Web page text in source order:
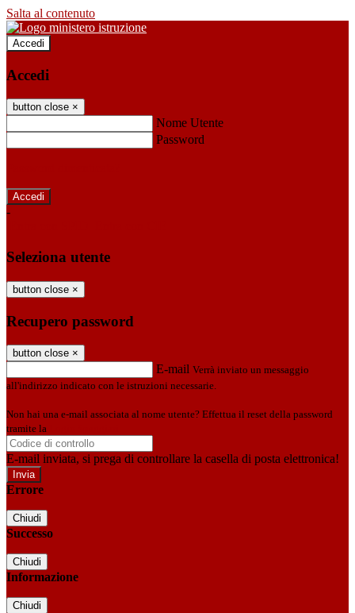
Salta al contenuto
Accedi
Accedi
button close ×
Nome Utente
Password
-
Seleziona utente
button close ×
Recupero password
button close ×
E-mail Verrà inviato un messaggio
all'indirizzo indicato con le istruzioni necessarie.
Non hai una e-mail associata al nome utente? Effettua il reset della password
tramite la
E-mail inviata, si prega di controllare la casella di posta elettronica!
Errore
Chiudi
Successo
Chiudi
Informazione
Chiudi